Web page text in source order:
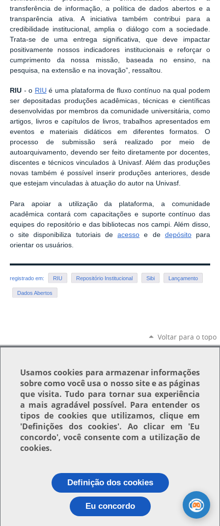
transferência de informação, a política de dados abertos e a
transparência ativa. A iniciativa também contribui para a
credibilidade institucional, amplia o diálogo com a sociedade.
Trata-se de uma entrega significativa, que deve impactar
positivamente nossos indicadores institucionais e reforçar o
cumprimento da nossa missão, baseada no ensino, na
pesquisa, na extensão e na inovação”, ressaltou.
RIU - o RIU é uma plataforma de fluxo contínuo na qual podem
ser depositadas produções acadêmicas, técnicas e científicas
desenvolvidas por membros da comunidade universitária, como
artigos, livros e capítulos de livros, trabalhos apresentados em
eventos e materiais didáticos em diferentes formatos. O
processo de submissão será realizado por meio de
autoarquivamento, devendo ser feito diretamente por docentes,
discentes e técnicos vinculados à Univasf. Além das produções
novas também é possível inserir produções anteriores, desde
que estejam vinculadas à atuação do autor na Univasf.
Para apoiar a utilização da plataforma, a comunidade
acadêmica contará com capacitações e suporte contínuo das
equipes do repositório e das bibliotecas nos campi. Além disso,
o site disponibiliza tutoriais deacesso e de depósitopara
orientar os usuários.
registrado em: RIU Repositório Institucional Sibi Lançamento
Dados Abertos
Voltar para o topo
Usamoscookies para armazenar informações
sobre como você usa o nosso site e as páginas
que visita. Tudo para tornar sua experiência
a mais agradável possível. Para entender os
tipos de cookies que utilizamos, clique em
'Definições dos cookies'. Ao clicar em 'Eu
concordo', você consente com a utilização de
cookies.